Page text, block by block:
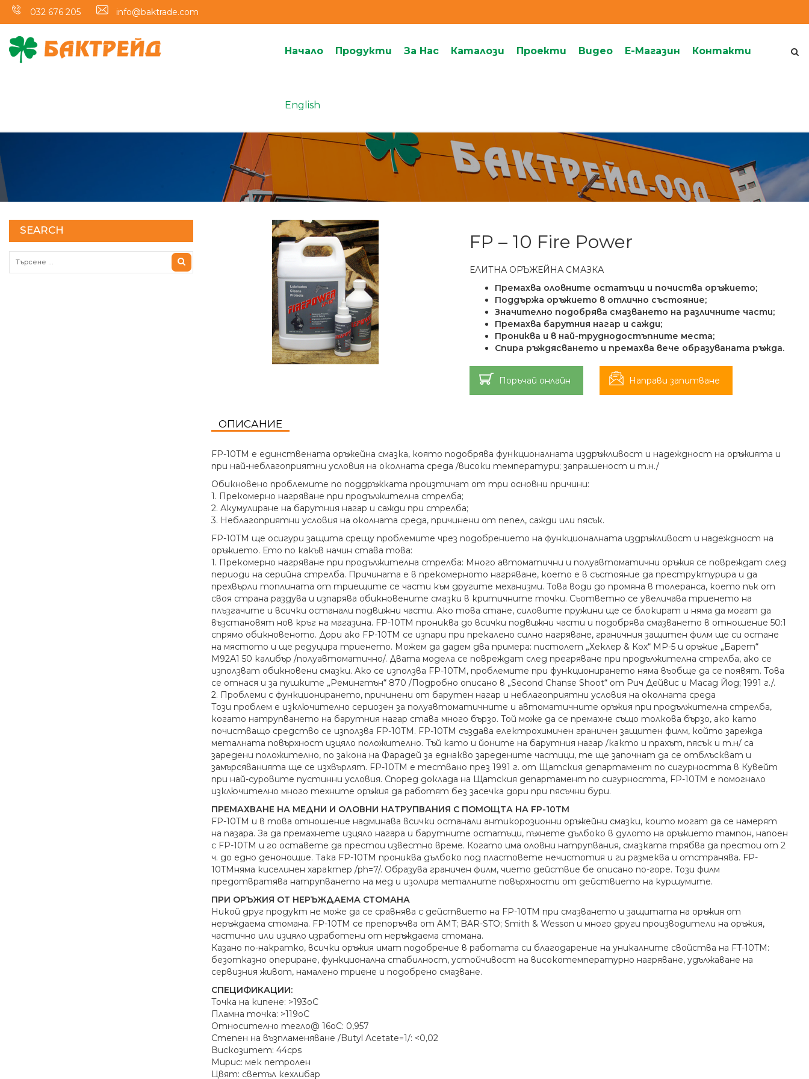
032 676 205 info@baktrade.com
Начало Продукти За Нас Каталози Проекти Видеo Е-Магазин Контакти
English
SEARCH
FP – 10 Fire Power
ЕЛИТНА ОРЪЖЕЙНА СМАЗКА
Премахва оловните остатъци и почиства оръжието;
Поддържа оръжието в отлично състояние;
Значително подобрява смазването на различните части;
Премахва барутния нагар и сажди;
Прониква и в най-труднодостъпните места;
Спира ръждясването и премахва вече образуваната ръжда.
Поръчай онлайн Направи запитване
ОПИСАНИЕ
FP-10TM е единствената оръжейна смазка, която подобрява функционалната издръжливост и надеждност на оръжията и
при най-неблагоприятни условия на околната среда /високи температури; запрашеност и т.н./
Обикновено проблемите по поддръжката произтичат от три основни причини:
1. Прекомерно нагряване при продължителна стрелба;
2. Акумулиране на барутния нагар и сажди при стрелба;
3. Неблагоприятни условия на околната среда, причинени от пепел, сажди или пясък.
FP-10TM ще осигури защита срещу проблемите чрез подобрението на функционалната издръжливост и надеждност на
оръжието. Ето по какъв начин става това:
1. Прекомерно нагряване при продължителна стрелба: Много автоматични и полуавтоматични оръжия се повреждат след
периоди на серийна стрелба. Причината е в прекомерното нагряване, което е в състояние да преструктурира и да
прехвърли топлината от триещите се части към другите механизми. Това води до промяна в толеранса, което пък от
своя страна раздува и изпарява обикновените смазки в критичните точки. Съответно се увеличава триенето на
плъзгачите и всички останали подвижни части. Ако това стане, силовите пружини ще се блокират и няма да могат да
възстановят нов кръг на магазина. FP-10TM прониква до всички подвижни части и подобрява смазването в отношение 50:1
спрямо обикновеното. Дори ако FP-10TM се изпари при прекалено силно нагряване, граничния защитен филм ще си остане
на мястото и ще редуцира триенето. Можем да дадем два примера: пистолет „Хеклер & Кох“ MP-5 и оръжие „Барет“
М92А1 50 калибър /полуавтоматично/. Двата модела се повреждат след прегряване при продължителна стрелба, ако се
използват обикновени смазки. Ако се използва FP-10TM, проблемите при функционирането няма въобще да се появят. Това
се отнася и за пушките „Ремингтън“ 870 /Подробно описано в „Second Chanse Shoot“ от Рич Дейвис и Масад Йод; 1991 г./.
2. Проблеми с функционирането, причинени от барутен нагар и неблагоприятни условия на околната среда
Този проблем е изключително сериозен за полуавтоматичните и автоматичните оръжия при продължителна стрелба,
когато натрупването на барутния нагар става много бързо. Той може да се премахне също толкова бързо, ако като
почистващо средство се използва FP-10TM. FP-10TM създава електрохимичен граничен защитен филм, който зарежда
металната повърхност изцяло положително. Тъй като и йоните на барутния нагар /както и прахът, пясък и т.н/ са
заредени положително, по закона на Фарадей за eднакво заредените частици, те ще започнат да се отблъскват и
замърсяванията ще се изхвърлят. FP-10TM е тествано през 1991 г. от Щатския департамент по сигурността в Кувейт
при най-суровите пустинни условия. Според доклада на Щатския департамент по сигурността, FP-10TM е помогнало
изключително много техните оръжия да работят без засечка дори при пясъчни бури.
ПРЕМАХВАНЕ НА МЕДНИ И ОЛОВНИ НАТРУПВАНИЯ С ПОМОЩТА НА FP-10TM
FP-10TM и в това отношение надминава всички останали антикорозионни оръжейни смазки, които могат да се намерят
на пазара. За да премахнете изцяло нагара и барутните остатъци, пъхнете дълбоко в дулото на оръжието тампон, напоен
с FP-10TM и го оставете да престои известно време. Когато има оловни натрупвания, смазката трябва да престои от 2
ч. до едно денонощие. Така FP-10TM прониква дълбоко под пластовете нечистотия и ги размеква и отстранява. FP-
10TMняма киселинен характер /рh=7/. Oбразува граничен филм, чието действие бе описано по-горе. Този филм
предотвратява натрупването на мед и изолира металните повърхности от действието на куршумите.
ПРИ ОРЪЖИЯ ОТ НЕРЪЖДАЕМА СТОМАНА
Никой друг продукт не може да се сравнява с действието на FP-10TM при смазването и защитата на оръжия от
неръждаема стомана. FP-10TM се препоръчва от AMT; BAR-STO; Smith & Wesson и много други производители на оръжия,
частично или изцяло изработени от неръждаема стомана.
Казано по-накратко, всички оръжия имат подобрение в работата си благодарение на уникалните свойства на FT-10TM:
безотказно опериране, функционална стабилност, устойчивост на високотемпературно нагряване, удължаване на
сервизния живот, намалено триене и подобрено смазване.
СПЕЦИФИКАЦИИ:
Точка на кипене: >193оС
Пламна точка: >119оС
Относително тегло@ 16оС: 0,957
Степен на възпламеняване /Butyl Acetate=1/: <0,02
Вискозитет: 44cps
Mирис: мек петролен
Цвят: светъл кехлибар